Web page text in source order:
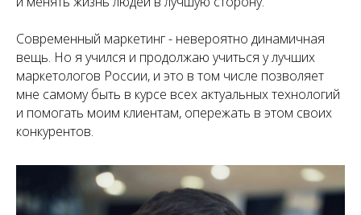
Современный маркетинг - невероятно динамичная
вещь. Но я учился и продолжаю учиться у лучших
маркетологов России, и это в том числе позволяет
мне самому быть в курсе всех актуальных технологий
и помогать моим клиентам, опережать в этом своих
конкурентов.